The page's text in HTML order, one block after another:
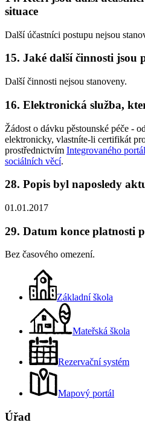
situace
Další účastníci postupu nejsou
15. Jaké další činnosti jsou
Další činnosti nejsou stanoveny.
16. Elektronická služba,
Žádost o dávku pěstounské péče -
elektronicky, vlastníte-li certifikát
prostřednictvím Integrovaného
sociálních věcí.
28. Popis byl naposledy
01.01.2017
29. Datum konce platnosti
Bez časového omezení.
Základní škola
Mateřská škola
Rezervační systém
Mapový portál
Úřad